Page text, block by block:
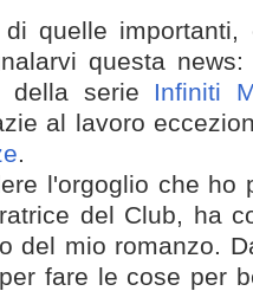
quelle importanti,
questa
della serie Infiniti
al lavoro
.
l'orgoglio che ho
del Club, ha
del mio romanzo.
fare le cose per